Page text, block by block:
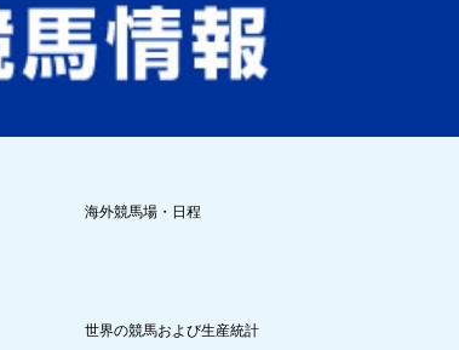
海外競馬場・日程
世界の競馬および生産統計